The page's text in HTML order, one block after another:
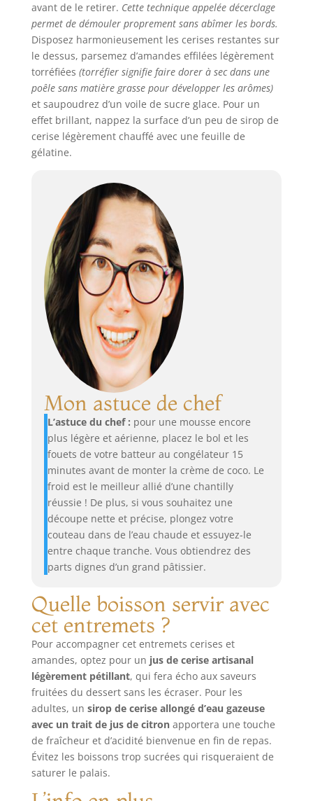
avant de le retirer. Cette technique appelée décerclage
permet de démouler proprement sans abîmer les bords.
Disposez harmonieusement les cerises restantes sur
le dessus, parsemez d’amandes effilées légèrement
torréfiées (torréfier signifie faire dorer à sec dans une
poêle sans matière grasse pour développer les arômes)
et saupoudrez d’un voile de sucre glace. Pour un
effet brillant, nappez la surface d’un peu de sirop de
cerise légèrement chauffé avec une feuille de
gélatine.
Mon astuce de chef
L’astuce du chef : pour une mousse encore
plus légère et aérienne, placez le bol et les
fouets de votre batteur au congélateur 15
minutes avant de monter la crème de coco. Le
froid est le meilleur allié d’une chantilly
réussie ! De plus, si vous souhaitez une
découpe nette et précise, plongez votre
couteau dans de l’eau chaude et essuyez-le
entre chaque tranche. Vous obtiendrez des
parts dignes d’un grand pâtissier.
Quelle boisson servir avec
cet entremets ?
Pour accompagner cet entremets cerises et
amandes, optez pour un jus de cerise artisanal
légèrement pétillant, qui fera écho aux saveurs
fruitées du dessert sans les écraser. Pour les
adultes, un sirop de cerise allongé d’eau gazeuse
avec un trait de jus de citronapportera une touche
de fraîcheur et d’acidité bienvenue en fin de repas.
Évitez les boissons trop sucrées qui risqueraient de
saturer le palais.